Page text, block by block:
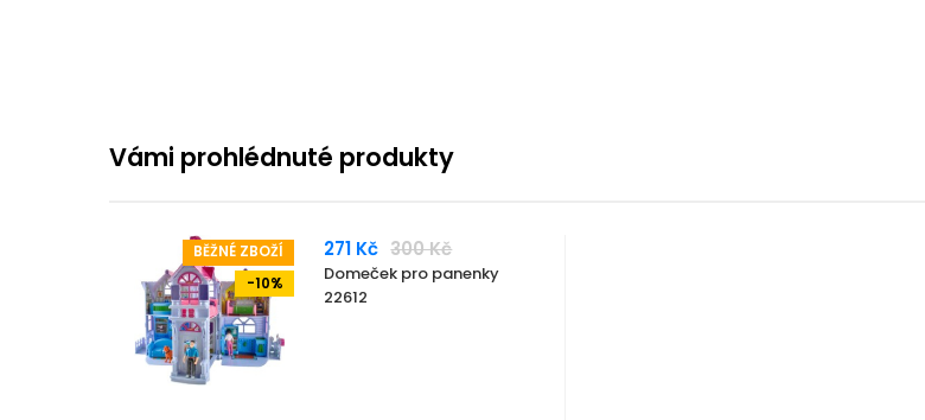
Vámi prohlédnuté produkty
BĚŽNÉ ZBOŽÍ
-10%
271 Kč 300 Kč
Domeček pro panenky
22612